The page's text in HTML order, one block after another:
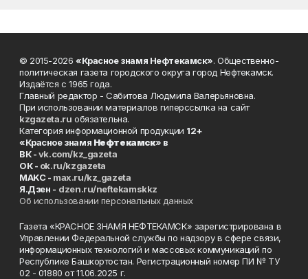
© 2015-2026 «Красное знамя Нефтекамск». Общественно-
политическая газета городского округа город Нефтекамск.
Издаётся с 1965 года.
Главный редактор - Сабитова Людмила Валерьяновна.
При использовании материалов гиперссылка на сайт
kzgazeta.ru обязательна.
Категория информационной продукции 12+
«Красное знамя Нефтекамск» в
ВК -vk.com/kz_gazeta
ОК - ok.ru/kzgazeta
MAKC - max.ru/kz_gazeta
Я.Дзен - dzen.ru/neftekamskkz
Об использовании персональных данных
Газета «КРАСНОЕ ЗНАМЯ НЕФТЕКАМСК» зарегистрирована в
Управлении Федеральной службы по надзору в сфере связи,
информационных технологий и массовых коммуникаций по
Республике Башкортостан. Регистрационный номер ПИ № ТУ
02 - 01880 от 11.06.2025 г.